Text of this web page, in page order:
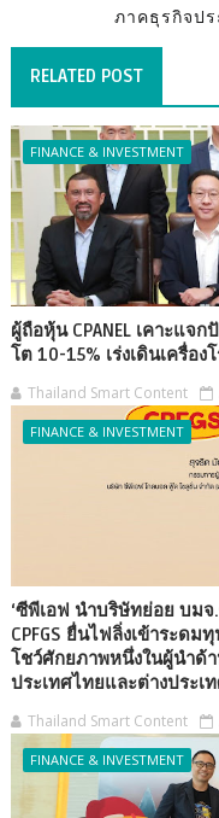
ภาคธุรกิจป
RELATED POST
FINANCE & INVESTMENT
ผู้ถือหุ้น CPANEL เคาะแจ
โต 10-15% เร่งเดินเครื่อ
Thailand Smart Content
FINANCE & INVESTMENT
‘ซีพีเอฟ นำบริษัทย่อย บม
CPFGS ยื่นไฟลิ่งเข้าระด
โชว์ศักยภาพหนึ่งในผู้นำด้
ประเทศไทยและต่างประเ
Thailand Smart Content
FINANCE & INVESTMENT